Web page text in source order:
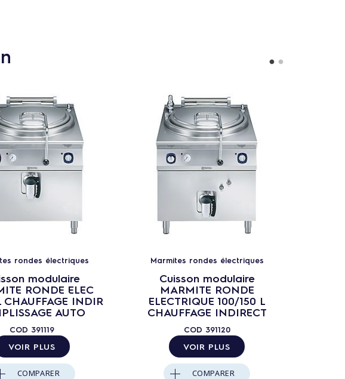
rondes électriques
modulaire
RONDE ELEC
CHAUFFAGE INDIR
AUTO
COD 391119
VOIR PLUS
COMPARER
Marmites rondes électriques
Cuisson modulaire
MARMITE RONDE
ELECTRIQUE 100/150 L
CHAUFFAGE INDIRECT
COD 391120
VOIR PLUS
COMPARER